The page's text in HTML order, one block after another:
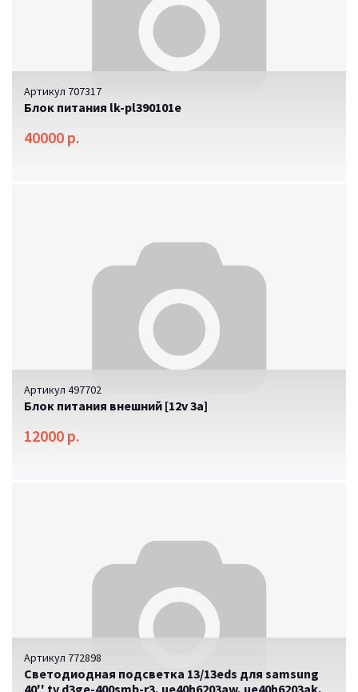
Артикул 707317
Блок питания lk-pl390101e
40000 р.
Артикул 497702
Блок питания внешний [12v 3a]
12000 р.
Артикул 772898
Светодиодная подсветка 13/13eds для samsung
40'' tv d3ge-400smb-r3, ue40h6203aw, ue40h6203ak,